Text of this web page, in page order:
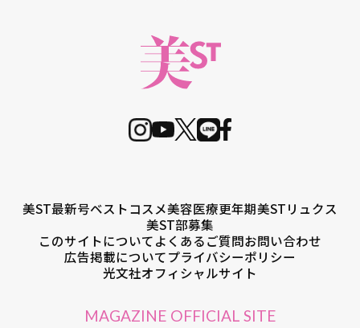
美ST最新号ベストコスメ美容医療更年期美STリュクス
美ST部募集
このサイトについてよくあるご質問お問い合わせ
広告掲載についてプライバシーポリシー
光文社オフィシャルサイト
MAGAZINE OFFICIAL SITE